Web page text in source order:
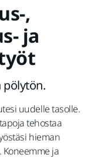
,
ja
pölytön.
uudelle tasolle.
tehostaa
hieman
ja